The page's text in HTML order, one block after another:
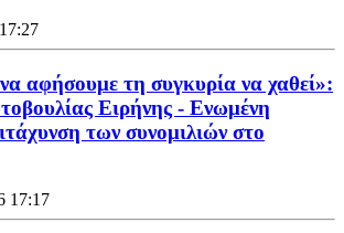
αφήσουμε τη συγκυρία να χαθεί»:
Ειρήνης - Ενωμένη
των συνομιλιών στο
17:17